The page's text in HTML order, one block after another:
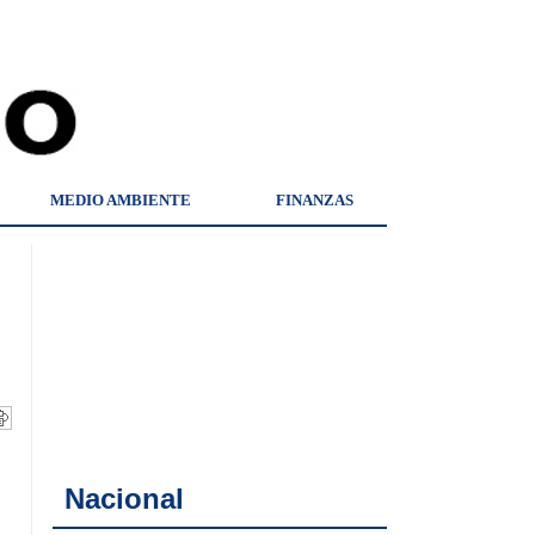
MEDIO AMBIENTE FINANZAS
Nacional